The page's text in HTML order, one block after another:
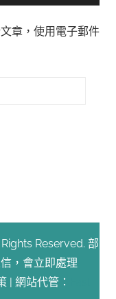
章，使用電子郵件
Reserved. 部
，會立即處理
| 網站代管：